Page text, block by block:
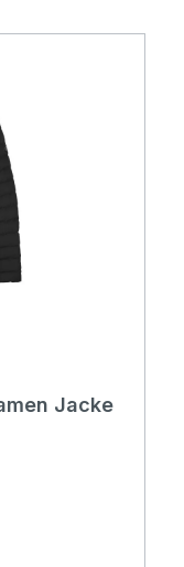
von 5 Sternen
Jacke